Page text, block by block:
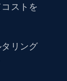
rating,
and
ストを
リング